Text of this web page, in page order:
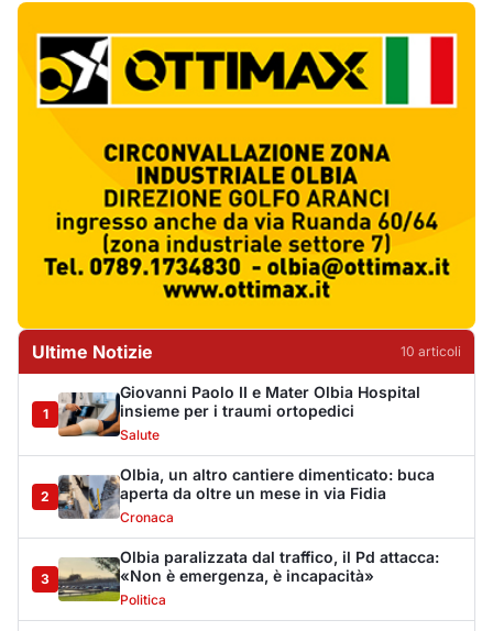
Ultime Notizie 10 articoli
1
Giovanni Paolo II e Mater Olbia Hospital
insieme per i traumi ortopedici
Salute
2
Olbia, un altro cantiere dimenticato: buca
aperta da oltre un mese in via Fidia
Cronaca
3
Olbia paralizzata dal traffico, il Pd attacca:
«Non è emergenza, è incapacità»
Politica